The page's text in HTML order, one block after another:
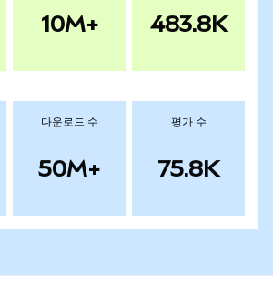
10M+ 483.8K
다운로드 수
50M+
평가 수
75.8K